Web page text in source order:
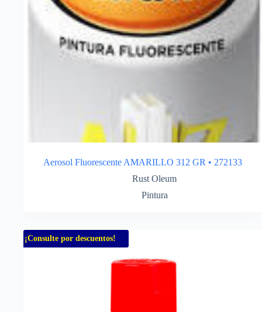
Aerosol Fluorescente AMARILLO 312 GR • 272133
Rust Oleum
Pintura
¡Consulte por descuentos!